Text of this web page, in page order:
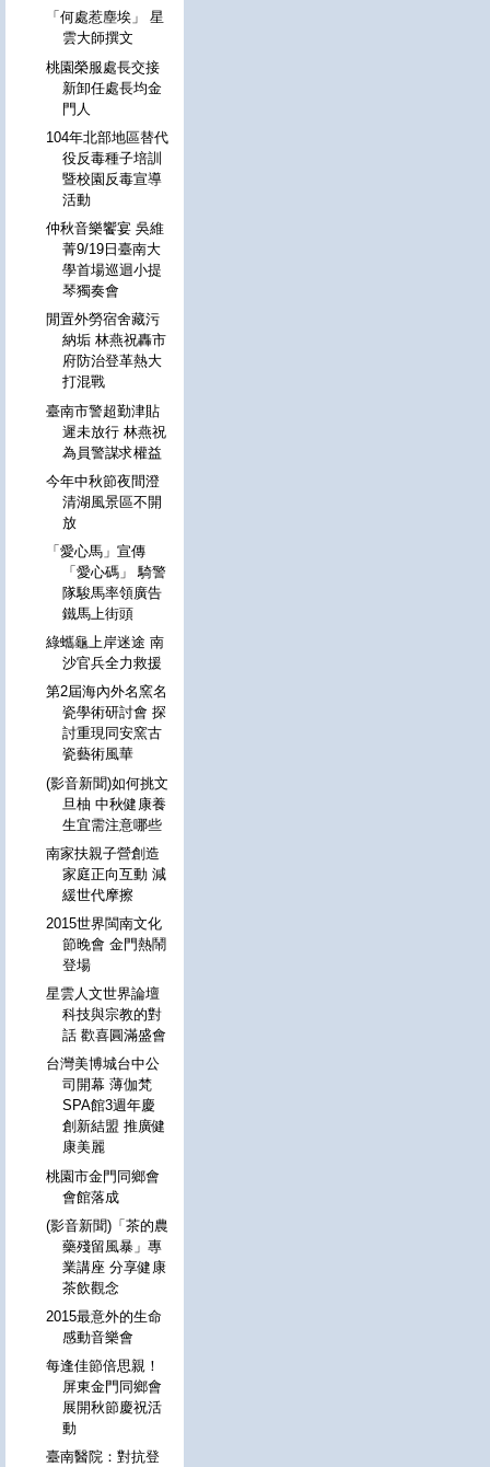
「何處惹塵埃」 星
雲大師撰文
桃園榮服處長交接
新卸任處長均金
門人
104年北部地區替代
役反毒種子培訓
暨校園反毒宣導
活動
仲秋音樂饗宴 吳維
菁9/19日臺南大
學首場巡迴小提
琴獨奏會
閒置外勞宿舍藏污
納垢 林燕祝轟市
府防治登革熱大
打混戰
臺南市警超勤津貼
遲未放行 林燕祝
為員警謀求權益
今年中秋節夜間澄
清湖風景區不開
放
「愛心馬」宣傳
「愛心碼」 騎警
隊駿馬率領廣告
鐵馬上街頭
綠蠵龜上岸迷途 南
沙官兵全力救援
第2屆海內外名窯名
瓷學術研討會 探
討重現同安窯古
瓷藝術風華
(影音新聞)如何挑文
旦柚 中秋健康養
生宜需注意哪些
南家扶親子營創造
家庭正向互動 減
緩世代摩擦
2015世界閩南文化
節晚會 金門熱鬧
登場
星雲人文世界論壇
科技與宗教的對
話 歡喜圓滿盛會
台灣美博城台中公
司開幕 薄伽梵
SPA館3週年慶
創新結盟 推廣健
康美麗
桃園市金門同鄉會
會館落成
(影音新聞)「茶的農
藥殘留風暴」專
業講座 分享健康
茶飲觀念
2015最意外的生命
感動音樂會
每逢佳節倍思親！
屏東金門同鄉會
展開秋節慶祝活
動
臺南醫院：對抗登